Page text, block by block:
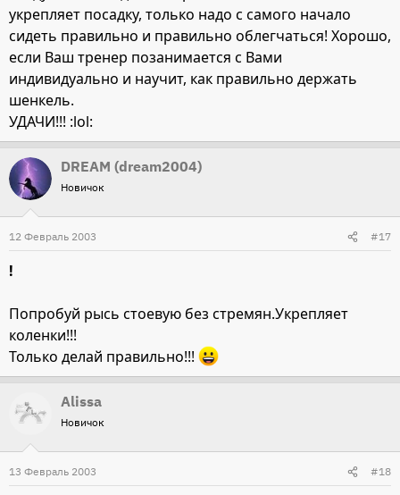
укрепляет посадку, только надо с самого начало
сидеть правильно и правильно облегчаться! Хорошо,
если Ваш тренер позанимается с Вами
индивидуально и научит, как правильно держать
шенкель.
УДАЧИ!!! :lol:
DREAM (dream2004)
Новичок
12 Февраль 2003 #17
!
Попробуй рысь стоевую без стремян.Укрепляет
коленки!!!
Только делай правильно!!!
Alissa
Новичок
13 Февраль 2003 #18